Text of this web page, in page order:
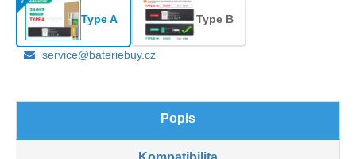
Type A Type B
service@bateriebuy.cz
Popis